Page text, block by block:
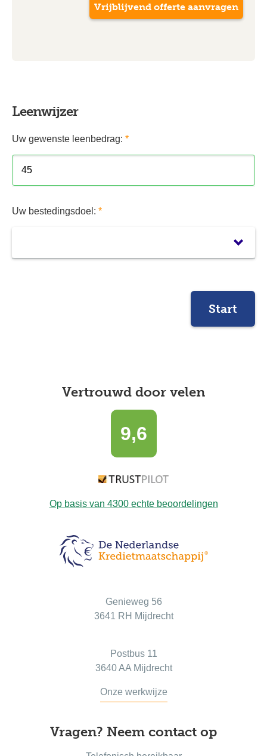
Leenwijzer
Uw gewenste leenbedrag: *
Uw bestedingsdoel: *
Start
Vertrouwd door velen
9,6
Op basis van 4300echte beoordelingen
Genieweg 56
3641 RH Mijdrecht
Postbus 11
3640 AA Mijdrecht
Onze werkwijze
Vragen? Neem contact op